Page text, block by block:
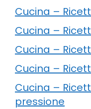
Cucina –
Cucina –
Cucina –
Cucina –
Cucina –
pressione